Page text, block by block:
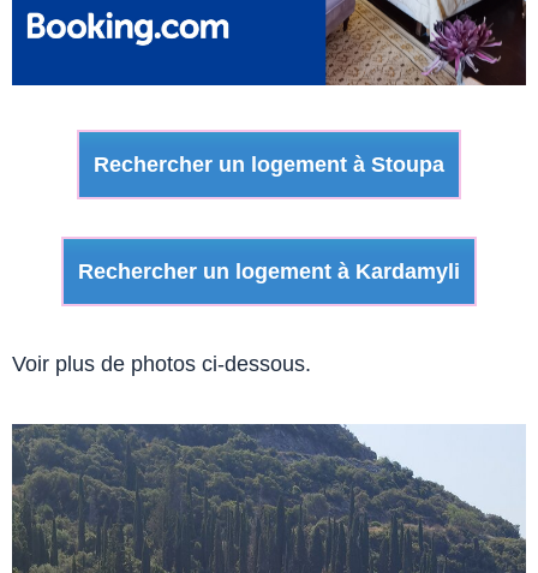
Rechercher un logement à Stoupa
Rechercher un logement à Kardamyli
Voir plus de photos ci-dessous.